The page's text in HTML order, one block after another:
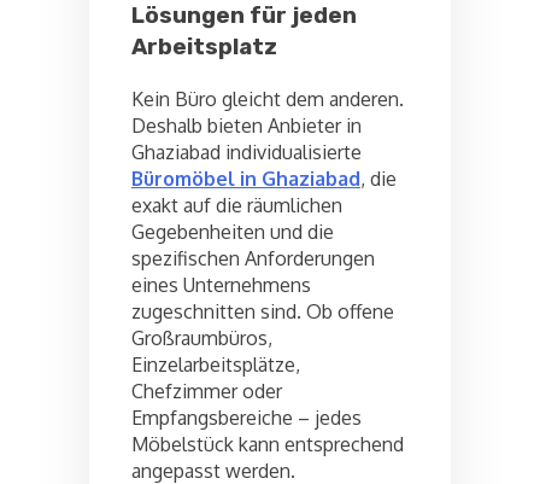
Lösungen für jeden
Arbeitsplatz
Kein Büro gleicht dem anderen.
Deshalb bieten Anbieter in
Ghaziabad individualisierte
Büromöbel in Ghaziabad, die
exakt auf die räumlichen
Gegebenheiten und die
spezifischen Anforderungen
eines Unternehmens
zugeschnitten sind. Ob offene
Großraumbüros,
Einzelarbeitsplätze,
Chefzimmer oder
Empfangsbereiche – jedes
Möbelstück kann entsprechend
angepasst werden.